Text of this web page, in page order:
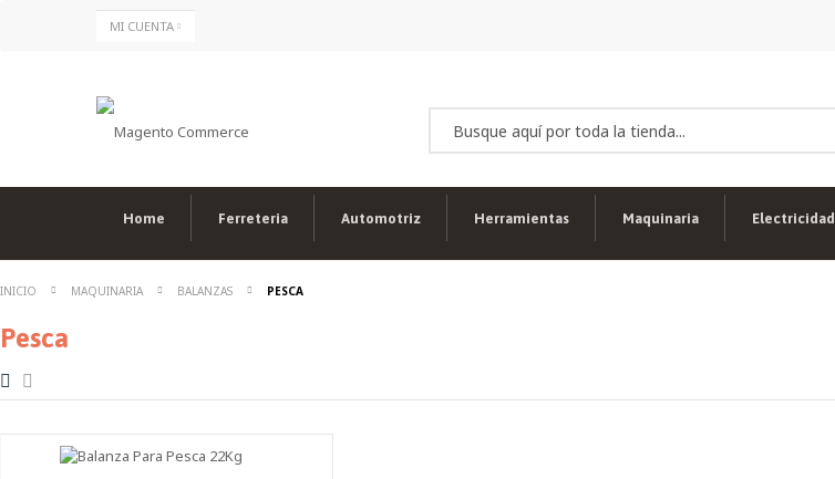
Ir
MI CUENTA
Home Ferreteria Automotriz Herramientas Maquinaria Electricidad
INICIO MAQUINARIA BALANZAS PESCA
Pesca